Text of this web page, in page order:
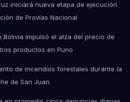
iniciará nueva etapa de ejecución
de Provías Nacional
impulsó el alza del precio de
productos en Puno
de incendios forestales durante la
de San Juan